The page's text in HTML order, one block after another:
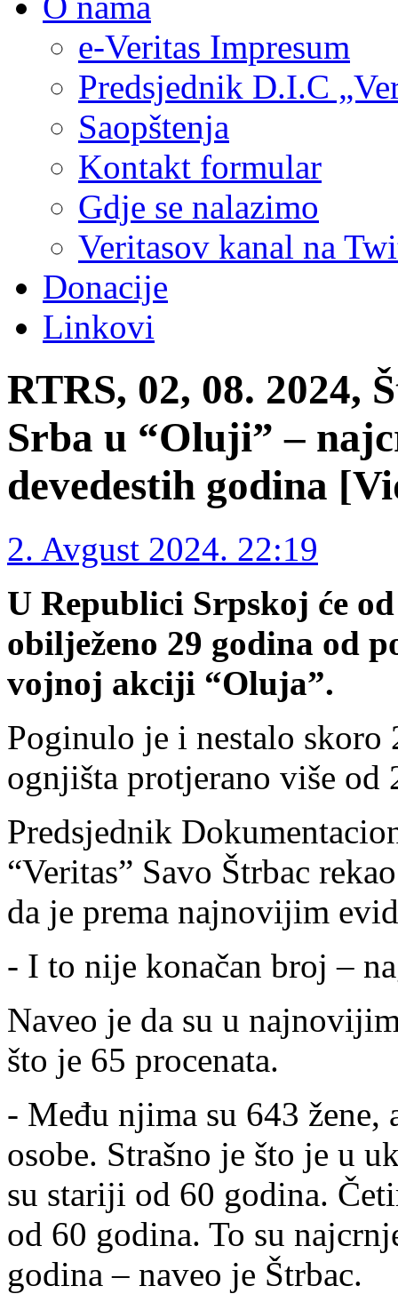
e-Veritas Impresum
Predsjednik D.I.C
Saopštenja
Kontakt formular
Gdje se nalazimo
Veritasov kanal na
Donacije
Linkovi
RTRS, 02, 08. 2024,
Srba u “Oluji” –
devedestih godina
2. Avgust 2024. 22:19
U Republici Srpskoj će
obilježeno 29 godina od
vojnoj akciji “Oluja”.
Poginulo je i nestalo skoro
ognjišta protjerano više od
Predsjednik
“Veritas” Savo Štrbac
da je prema najnovijim
- I to nije konačan broj –
Naveo je da su u
što je 65 procenata.
- Među njima su 643 žene,
osobe. Strašno je što je u
su stariji od 60 godina.
od 60 godina. To su
godina – naveo je Štrbac.